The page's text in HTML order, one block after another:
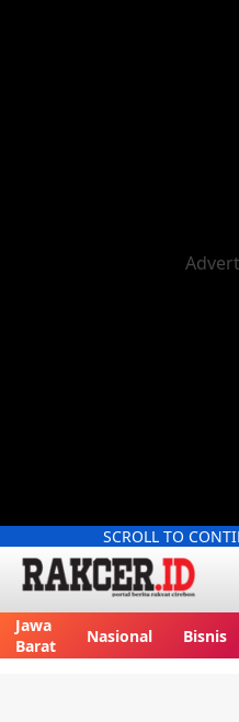
SCROLL TO
Jawa
Barat
Nasional Bisnis